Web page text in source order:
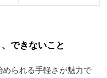
できないこと
られる手軽さが魅力で